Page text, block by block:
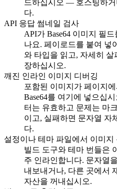
드하십시오 — 호스팅하거
다.
API 응답 썸네일 검사
API가 Base64 이미지 필
나요. 페이로드를 붙여 넣
와 타입을 읽고, 자세히 살
장하십시오.
깨진 인라인 이미지 디버깅
포함된 이미지가 페이지
Base64를 여기에 넣으십
터는 유효하고 문제는 마
이고, 실패하면 문자열 자
다.
설정이나 테마 파일에서 이미지
빌드 도구와 테마 번들은
주 인라인합니다. 문자열
내보내거나, 다른 곳에서
자산을 꺼내십시오.